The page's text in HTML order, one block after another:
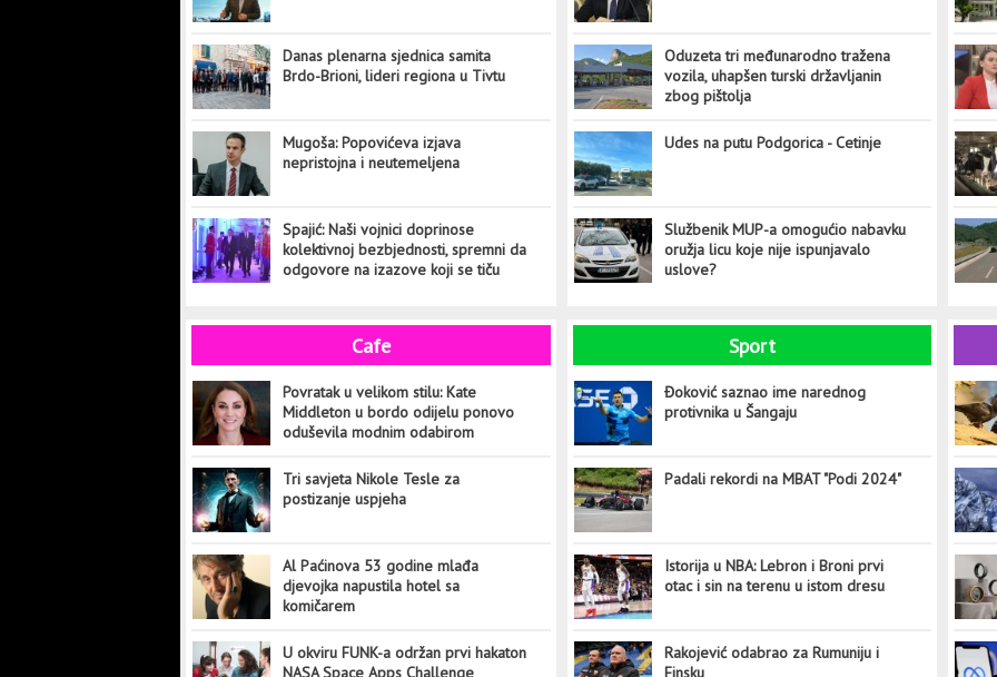
Danas plenarna sjednica samita
Brdo-Brioni, lideri regiona u Tivtu
Mugoša: Popovićeva izjava
nepristojna i neutemeljena
Spajić: Naši vojnici doprinose
kolektivnoj bezbjednosti, spremni da
odgovore na izazove koji se tiču
Oduzeta tri međunarodno tražena
vozila, uhapšen turski državljanin
zbog pištolja
Udes na putu Podgorica - Cetinje
Službenik MUP-a omogućio nabavku
oružja licu koje nije ispunjavalo
uslove?
Cafe
Povratak u velikom stilu: Kate
Middleton u bordo odijelu ponovo
oduševila modnim odabirom
Tri savjeta Nikole Tesle za
postizanje uspjeha
Al Paćinova 53 godine mlađa
djevojka napustila hotel sa
komičarem
U okviru FUNK-a održan prvi hakaton
NASA Space Apps Challenge
Sport
Đoković saznao ime narednog
protivnika u Šangaju
Padali rekordi na MBAT "Podi 2024"
Istorija u NBA: Lebron i Broni prvi
otac i sin na terenu u istom dresu
Rakojević odabrao za Rumuniju i
Finsku